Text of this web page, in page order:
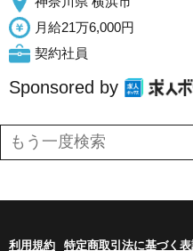
月給21万6,000円
契約社員
Sponsored by
利用規約 特定商取引法に基づく